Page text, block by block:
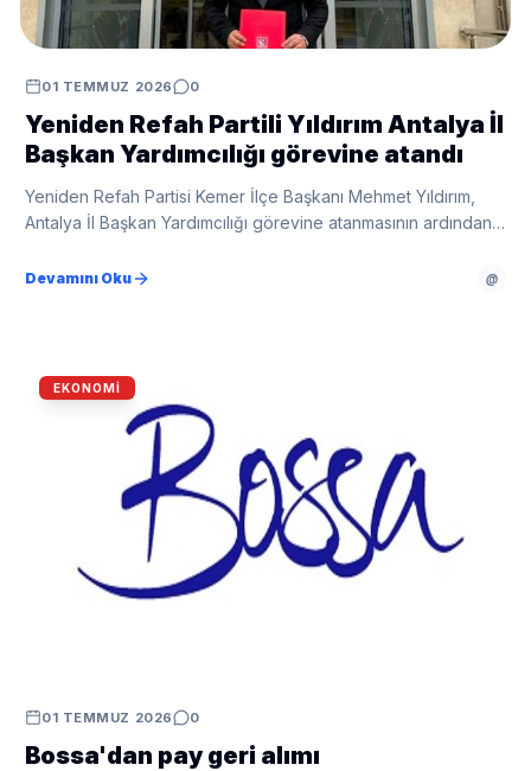
01 TEMMUZ 2026 0
Yeniden Refah Partili Yıldırım Antalya İl
Başkan Yardımcılığı görevine atandı
Yeniden Refah Partisi Kemer İlçe Başkanı Mehmet Yıldırım,
Antalya İl Başkan Yardımcılığı görevine atanmasının ardından
Antalya genelindeki teşkilat çalışmalarına katkı sunacağını
Devamını Oku @
EKONOMI
01 TEMMUZ 2026 0
Bossa'dan pay geri alımı